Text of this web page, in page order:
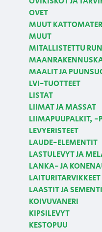
OVET
MUUT
MUUT
MITALLISTETTU
MAALIT JA
LVI-TUOTTEET
LISTAT
LIIMAT JA MASSAT
LIIMAPUUPALKIT, -
LEVYERISTEET
LAUDE-ELEMENTIT
LASTULEVYT JA
LANKA- JA
LAITURITARVIKKEET
LAASTIT JA
KOIVUVANERI
KIPSILEVYT
KESTOPUU